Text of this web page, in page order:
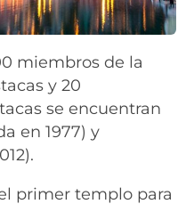
miembros de la
y 20
se encuentran
en 1977) y
primer templo para